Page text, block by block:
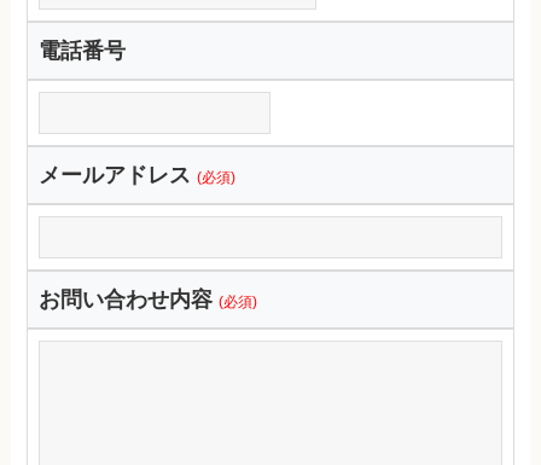
電話番号
メールアドレス (必須)
お問い合わせ内容 (必須)